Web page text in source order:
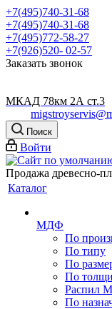
+7(495)740-31-68
+7(495)740-31-68
+7(495)772-58-27
+7(926)520- 02-57
Заказать звонок
МКАД 78км 2А ст.3
Поиск
Войти
Продажа древесно-
Каталог
МДФ
По
По типу
По
По
Распил
По